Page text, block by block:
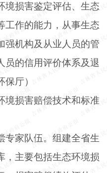
境损害鉴定评估、生态
工作的能力，从事生态
强机构及从业人员的管
员的信用评价体系及退
厅）
境损害赔偿技术和标准
专家队伍。组建全省生
，主要包括生态环境损